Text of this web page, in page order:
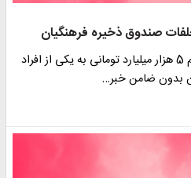
صندوق ذخیره فرهنگیان
نماینده مردم تبریز در مجلس از وام 5 هزار میلیارد تومانی به یکی از افراد
ضامن خبر…